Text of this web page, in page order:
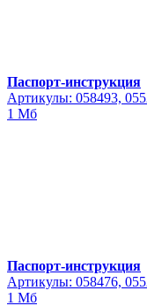
Паспорт-инструкция
Артикулы: 058493,
1 Мб
Паспорт-инструкция
Артикулы: 058476,
1 Мб